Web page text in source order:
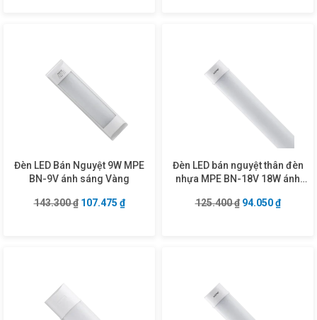
Đèn LED Bán Nguyệt 9W MPE
BN-9V ánh sáng Vàng
143.300₫ Giá gốc là: 143.300 ₫.
107.475 ₫Giá hiện tại là: 107.475 ₫.
Đèn LED bán nguyệt thân đèn
nhựa MPE BN-18V 18W ánh
125.400₫ Giá gốc là:
94.050₫Giá